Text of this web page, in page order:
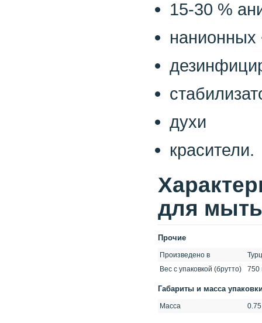
15-30 %
нанионных
духи
красители.
для
Прочие
Произведено в
Вес с упаковкой (брутто)
750
Габариты и масса
Масса 0.75